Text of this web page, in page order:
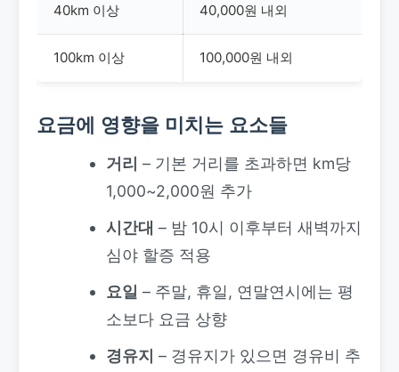
40km 이상 40,000원 내외
100km 이상 100,000원 내외
요금에 영향을 미치는 요소들
거리 – 기본 거리를 초과하면 km당
1,000~2,000원 추가
시간대 – 밤 10시 이후부터 새벽까지
심야 할증 적용
요일 – 주말, 휴일, 연말연시에는 평
소보다 요금 상향
경유지 – 경유지가 있으면 경유비 추